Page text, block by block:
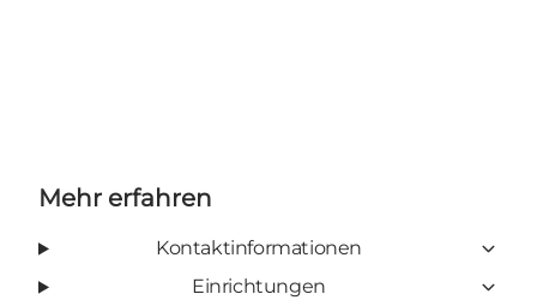
Mehr erfahren
Kontaktinformationen
Einrichtungen